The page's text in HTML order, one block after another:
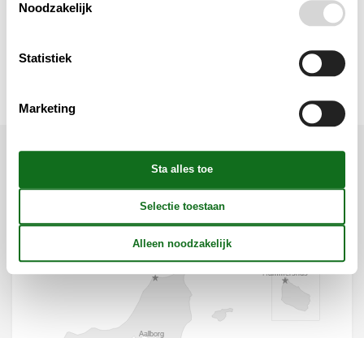
Afstand Attracties (in km)
Voorzieningen
Ligging & omgeving
Noodzakelijk
Statistiek
Marketing